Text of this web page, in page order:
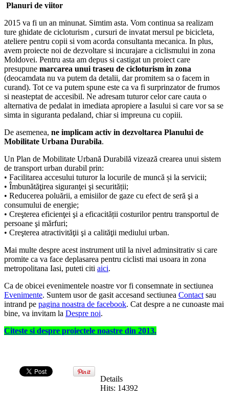
Planuri de viitor
2015 va fi un an minunat. Simtim asta. Vom continua sa realizam
ture ghidate de cicloturism , cursuri de invatat mersul pe bicicleta,
ateliere pentru copii si vom acorda consultanta mecanica. In plus,
avem proiecte noi de dezvoltare si incurajare a ciclismului in zona
Moldovei. Pentru asta am depus si castigat un proiect care
presupune marcarea unui traseu de cicloturism in zona
(deocamdata nu va putem da detalii, dar promitem sa o facem in
curand). Tot ce va putem spune este ca va fi surprinzator de frumos
si neasteptat de accesibil. Ne adresam tuturor celor care cauta o
alternativa de pedalat in imediata apropiere a Iasului si care vor sa se
simta in siguranta pedaland, chiar si impreuna cu copiii.
De asemenea, ne implicam activ in dezvoltarea Planului de
Mobilitate Urbana Durabila.
Un Plan de Mobilitate Urbană Durabilă vizează crearea unui sistem
de transport urban durabil prin:
• Facilitarea accesului tuturor la locurile de muncă și la servicii;
• Îmbunătăţirea siguranţei şi securității;
• Reducerea poluării, a emisiilor de gaze cu efect de seră şi a
consumului de energie;
• Creşterea eficienţei şi a eficacității costurilor pentru transportul de
persoane şi mărfuri;
• Creşterea atractivităţii şi a calităţii mediului urban.
Mai multe despre acest instrument util la nivel adminsitrativ si care
promite ca va face deplasarea pentru ciclisti mai usoara in zona
metropolitana Iasi, puteti citi aici.
Ca de obicei evenimentele noastre vor fi consemnate in sectiunea
Evenimente. Suntem usor de gasit accesand sectiunea Contact sau
intrand pe pagina noastra de facebook. Cat despre a ne cunoaste mai
bine, va invitam la Despre noi.
Citeste si despre proiectele noastre din 2013.
Details
Hits: 14392